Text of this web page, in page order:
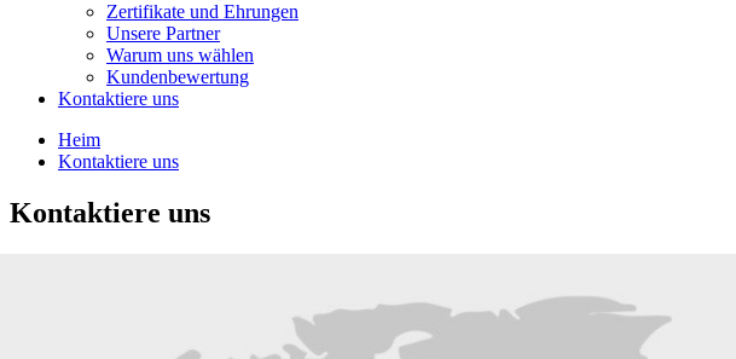
Zertifikate und Ehrungen
Unsere Partner
Warum uns wählen
Kundenbewertung
Kontaktiere uns
Heim
Kontaktiere uns
Kontaktiere uns